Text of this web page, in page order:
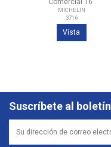
Comercial 16"
MICHELIN
3716
Vista
Suscríbete al boletín